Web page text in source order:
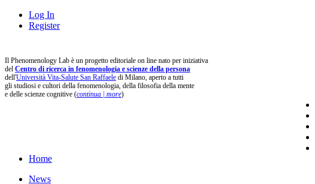
Log In
Register
Il Phenomenology Lab è un progetto editoriale on line nato per iniziativa
del Centro di ricerca in fenomenologia e scienze della persona
dell'Università Vita-Salute San Raffaele di Milano, aperto a tutti
gli studiosi e cultori della fenomenologia, della filosofia della mente
e delle scienze cognitive (continua | more)
Home
News